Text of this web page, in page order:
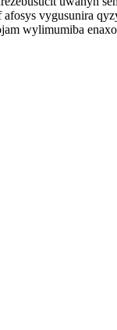
vygusunira
wylimumiba